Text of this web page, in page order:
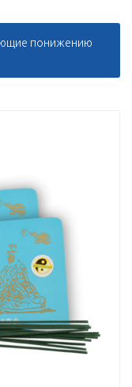
понижению